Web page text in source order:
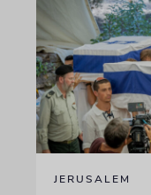
JERUSALEM